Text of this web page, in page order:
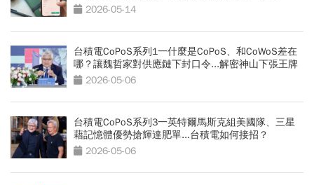
2026-05-14
台積電CoPoS系列1一什麼是CoPoS、和CoWoS差在
哪？讓魏哲家對供應鏈下封口令...解密神山下張王牌
2026-05-06
台積電CoPoS系列3一英特爾馬斯克組美國隊、三星
藉記憶體優勢搶輝達肥單...台積電如何接招？
2026-05-06